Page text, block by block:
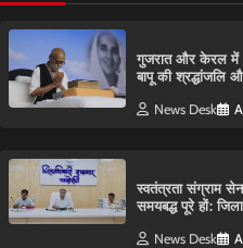
गुजरात और केरल में
बापू की श्रद्धांजलि
News Desk
स्वतंत्रता संग्राम
समयबद्ध पूरे हों:
News Desk